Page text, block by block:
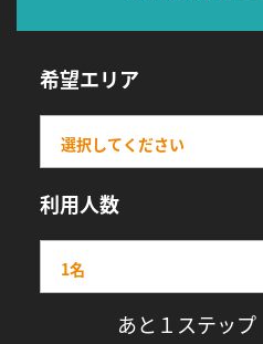
希望エリア
利用人数
あと１ステップ